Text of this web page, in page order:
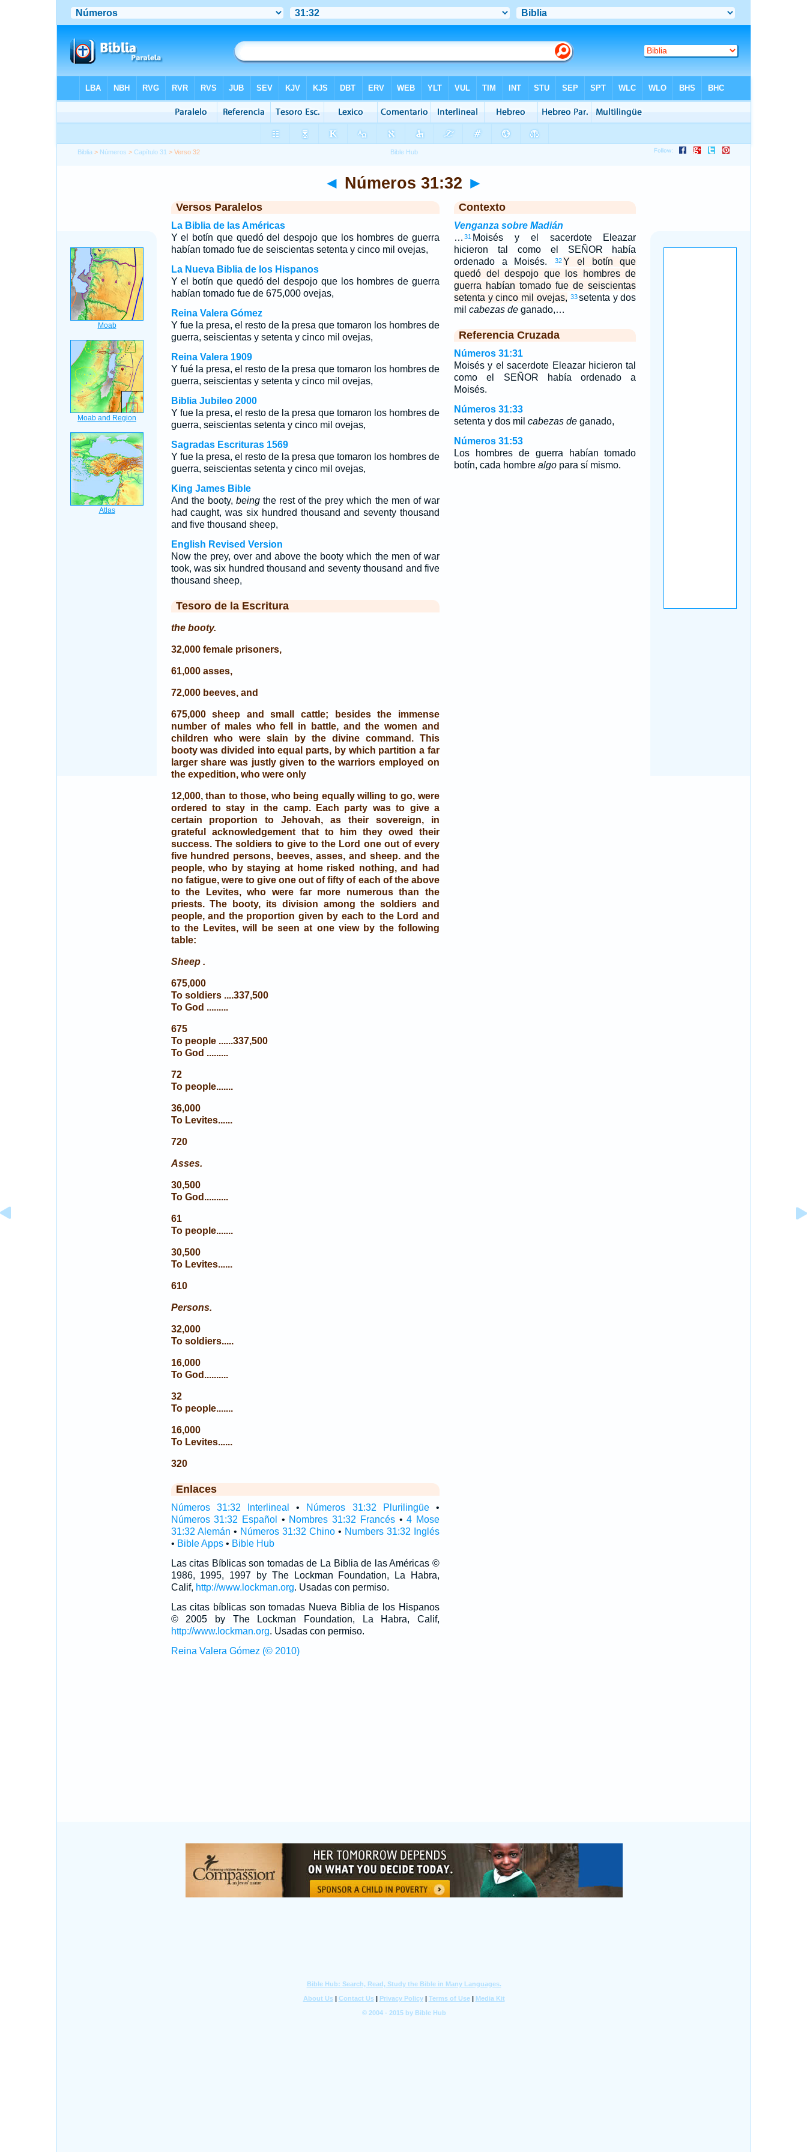
Biblia > Números >Capítulo 31 > Verso 32
◄ Números 31:32 ►
Versos Paralelos
La Biblia de las Américas
Y el botín que quedó del despojo que los hombres de guerra
habían tomado fue de seiscientas setenta y cinco mil ovejas,
La Nueva Biblia de los Hispanos
Y el botín que quedó del despojo que los hombres de guerra
habían tomado fue de 675,000 ovejas,
Reina Valera Gómez
Y fue la presa, el resto de la presa que tomaron los hombres de
guerra, seiscientas y setenta y cinco mil ovejas,
Reina Valera 1909
Y fué la presa, el resto de la presa que tomaron los hombres de
guerra, seiscientas y setenta y cinco mil ovejas,
Biblia Jubileo 2000
Y fue la presa, el resto de la presa que tomaron los hombres de
guerra, seiscientas setenta y cinco mil ovejas,
Sagradas Escrituras 1569
Y fue la presa, el resto de la presa que tomaron los hombres de
guerra, seiscientas setenta y cinco mil ovejas,
King James Bible
And the booty, beingthe rest of the prey which the men of war
had caught, was six hundred thousand and seventy thousand
and five thousand sheep,
English Revised Version
Now the prey, over and above the booty which the men of war
took, was six hundred thousand and seventy thousand and five
thousand sheep,
Tesoro de la Escritura
the booty.
32,000 female prisoners,
61,000 asses,
72,000 beeves, and
675,000 sheep and small cattle; besides the immense
number of males who fell in battle, and the women and
children who were slain by the divine command. This
booty was divided into equal parts, by which partition a far
larger share was justly given to the warriors employed on
the expedition, who were only
12,000, than to those, who being equally willing to go, were
ordered to stay in the camp. Each party was to give a
certain proportion to Jehovah, as their sovereign, in
grateful acknowledgement that to him they owed their
success. The soldiers to give to the Lord one out of every
five hundred persons, beeves, asses, and sheep. and the
people, who by staying at home risked nothing, and had
no fatigue, were to give one out of fifty of each of the above
to the Levites, who were far more numerous than the
priests. The booty, its division among the soldiers and
people, and the proportion given by each to the Lord and
to the Levites, will be seen at one view by the following
table:
Sheep .
675,000
To soldiers ....337,500
To God .........
675
To people ......337,500
To God .........
72
To people.......
36,000
To Levites......
720
Asses.
30,500
To God..........
61
To people.......
30,500
To Levites......
610
Persons.
32,000
To soldiers.....
16,000
To God..........
32
To people.......
16,000
To Levites......
320
Enlaces
Números 31:32 Interlineal • Números 31:32 Plurilingüe•
Números 31:32 Español
• Nombres 31:32 Francés•4 Mose
31:32 Alemán • Números 31:32 Chino• Numbers 31:32 Inglés
• Bible Apps• Bible Hub
Las citas Bíblicas son tomadas de La Biblia de las Américas ©
1986, 1995, 1997 by The Lockman Foundation, La Habra,
Calif, http://www.lockman.org. Usadas con permiso.
Las citas bíblicas son tomadas Nueva Biblia de los Hispanos
© 2005 by The Lockman Foundation, La Habra, Calif,
http://www.lockman.org. Usadas con permiso.
Reina Valera Gómez (© 2010)
Contexto
Venganza sobre Madián
… 31 Moisés y el sacerdote Eleazar
hicieron tal como el SEÑOR había
ordenado a Moisés.
32Y el botín que
quedó del despojo que los hombres de
guerra habían tomado fue de seiscientas
setenta y cinco mil ovejas, 33setenta y dos
mil cabezas deganado,…
Referencia Cruzada
Números 31:31
Moisés y el sacerdote Eleazar hicieron tal
como el SEÑOR había ordenado a
Moisés.
Números 31:33
setenta y dos mil cabezas deganado,
Números 31:53
Los hombres de guerra habían tomado
botín, cada hombre algopara sí mismo.